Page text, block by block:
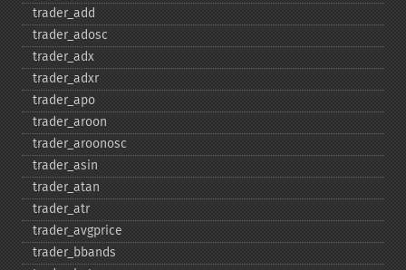
trader_​add
trader_​adosc
trader_​adx
trader_​adxr
trader_​apo
trader_​aroon
trader_​aroonosc
trader_​asin
trader_​atan
trader_​atr
trader_​avgprice
trader_​bbands